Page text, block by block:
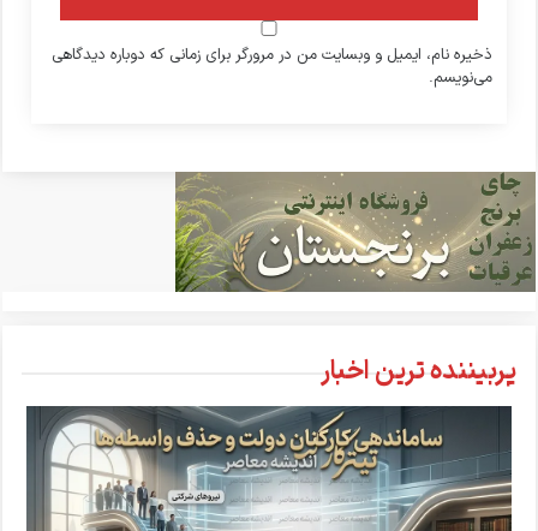
ذخیره نام، ایمیل و وبسایت من در مرورگر برای زمانی که دوباره دیدگاهی
می‌نویسم.
پربیننده ترین اخبار